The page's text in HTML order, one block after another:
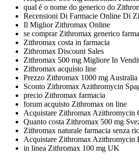
qual é o nome do generico do
Recensioni Di Farmacie Online Di
Il Miglior Zithromax Online
se comprar Zithromax generico
Zithromax costa in farmacia
Zithromax Discount Sales
Zithromax 500 mg Migliore In
Zithromax acquisto line
Prezzo Zithromax 1000 mg Australia
Sconto Zithromax Azithromycin
precio Zithromax farmacia
forum acquisto Zithromax on line
Acquistare Zithromax Azithromycin
Quanto costa Zithromax 500 mg
Zithromax naturale farmacia senza
Acquistare Zithromax Azithromycin
in linea Zithromax 100 mg UK